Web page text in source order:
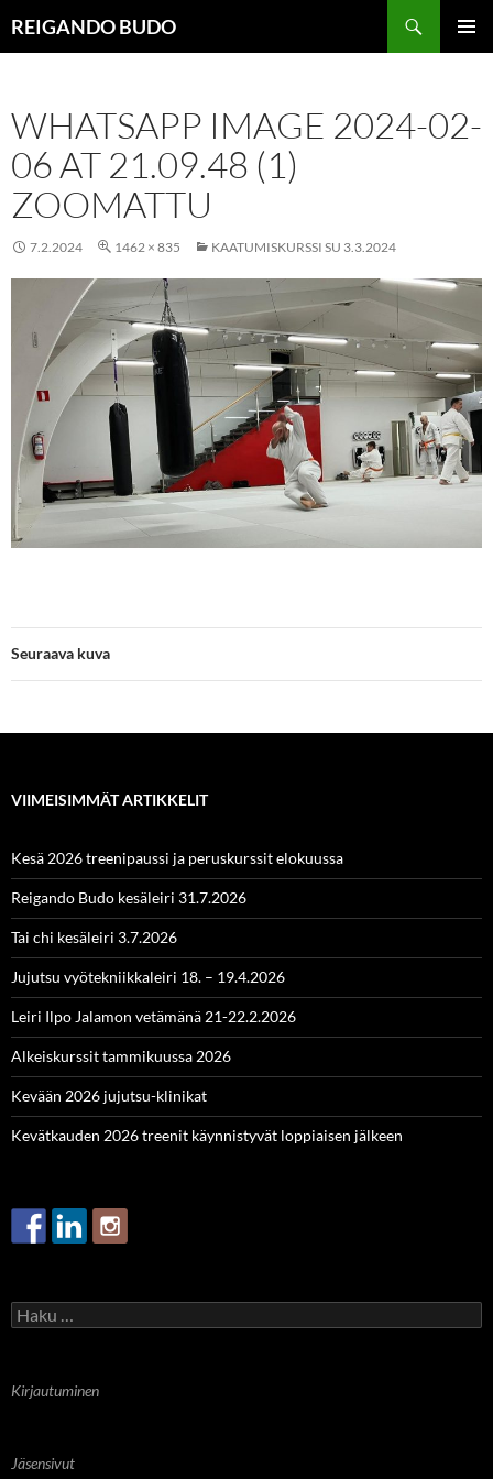
sisältöön
REIGANDO BUDO
WHATSAPP IMAGE 2024-02-
06 AT 21.09.48 (1)
ZOOMATTU
7.2.2024 1462 × 835 KAATUMISKURSSI SU 3.3.2024
Seuraava kuva
VIIMEISIMMÄT ARTIKKELIT
Kesä 2026 treenipaussi ja peruskurssit elokuussa
Reigando Budo kesäleiri 31.7.2026
Tai chi kesäleiri 3.7.2026
Jujutsu vyötekniikkaleiri 18. – 19.4.2026
Leiri Ilpo Jalamon vetämänä 21-22.2.2026
Alkeiskurssit tammikuussa 2026
Kevään 2026 jujutsu-klinikat
Kevätkauden 2026 treenit käynnistyvät loppiaisen jälkeen
Haku:
Kirjautuminen
Jäsensivut